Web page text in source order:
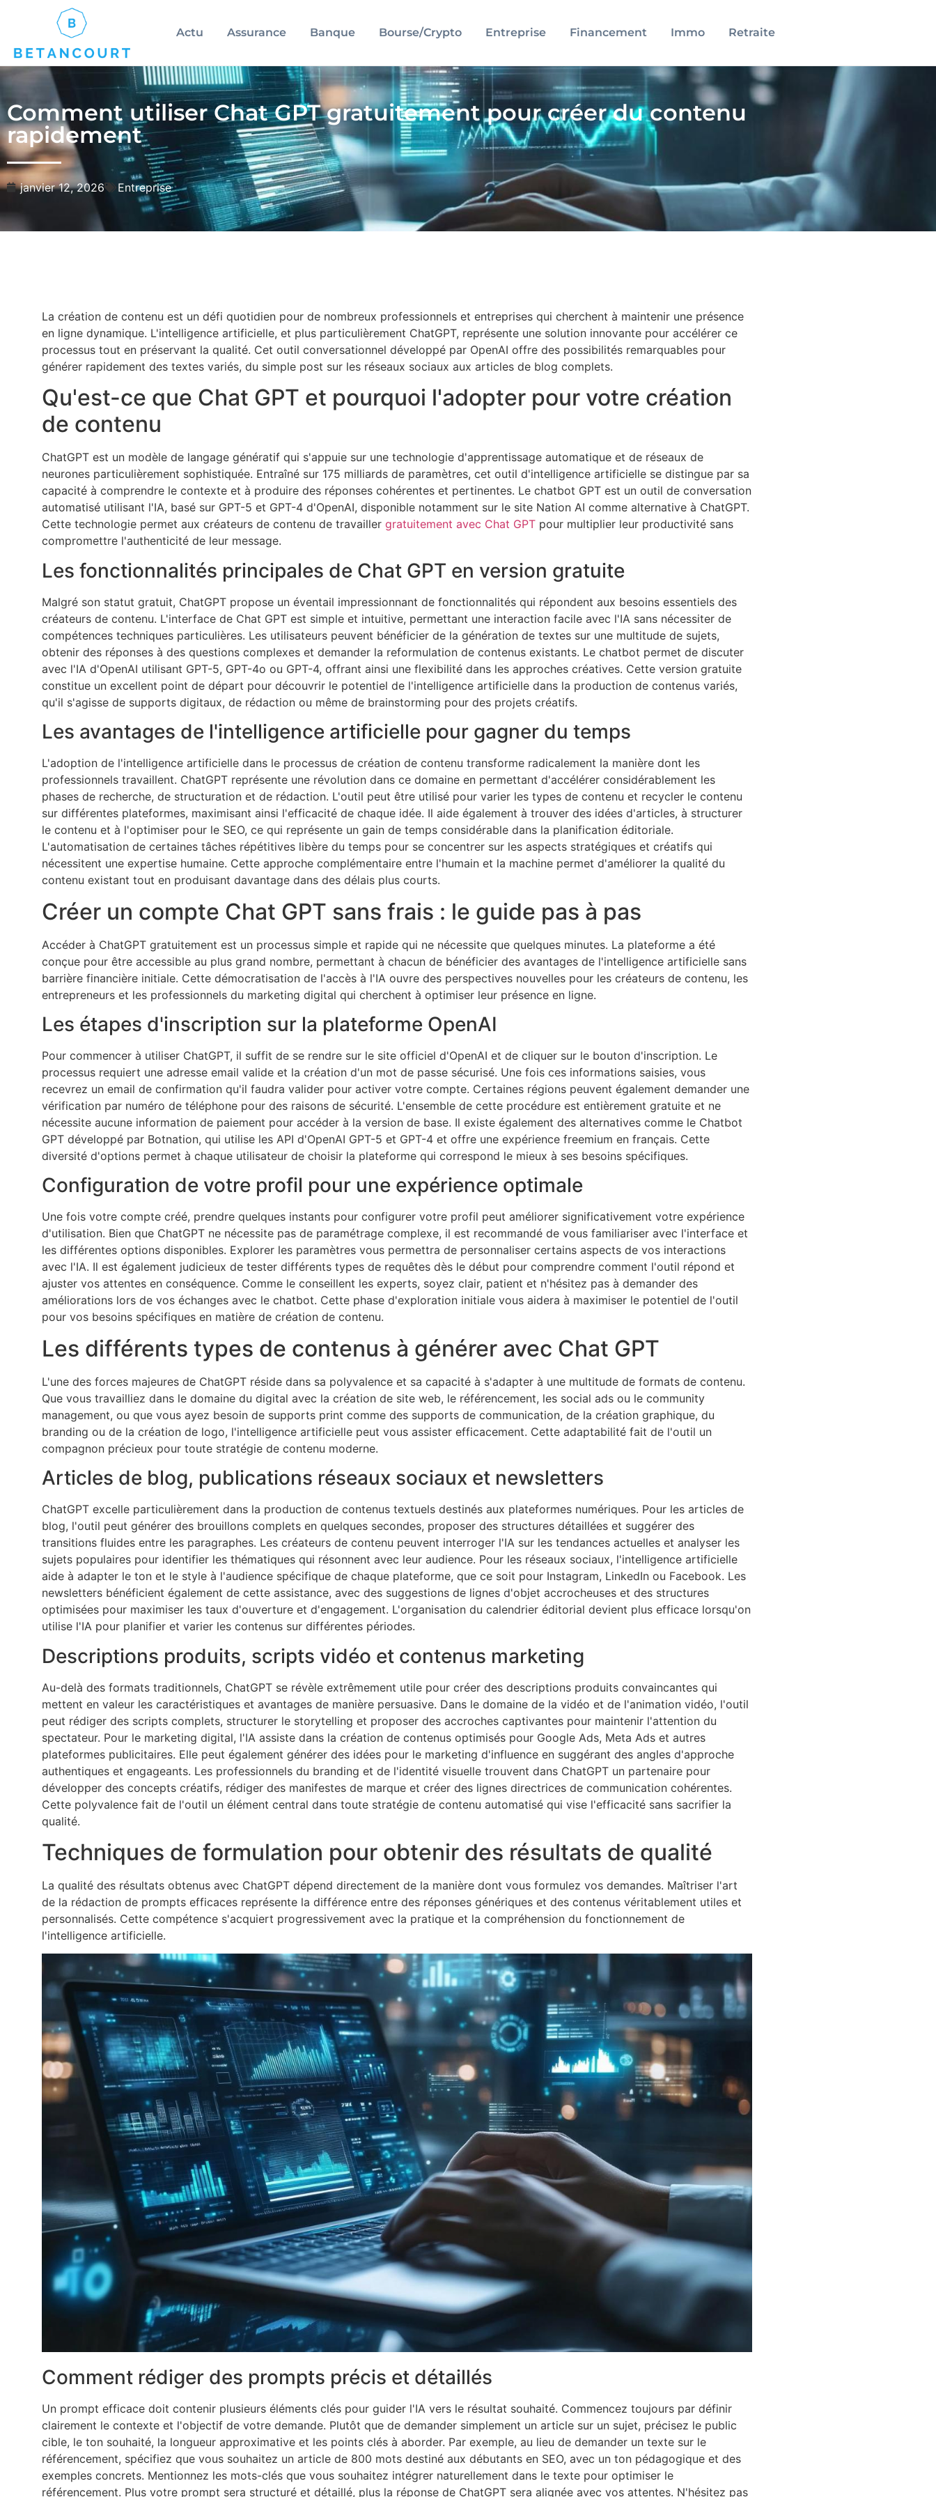
Actu Assurance Banque Bourse/Crypto Entreprise Financement Immo Retraite
Comment utiliser Chat GPT gratuitement pour créer du contenu
rapidement
janvier 12, 2026 Entreprise
La création de contenu est un défi quotidien pour de nombreux professionnels et entreprises qui cherchent à maintenir une présence
en ligne dynamique. L'intelligence artificielle, et plus particulièrement ChatGPT, représente une solution innovante pour accélérer ce
processus tout en préservant la qualité. Cet outil conversationnel développé par OpenAI offre des possibilités remarquables pour
générer rapidement des textes variés, du simple post sur les réseaux sociaux aux articles de blog complets.
Qu'est-ce que Chat GPT et pourquoi l'adopter pour votre création
de contenu
ChatGPT est un modèle de langage génératif qui s'appuie sur une technologie d'apprentissage automatique et de réseaux de
neurones particulièrement sophistiquée. Entraîné sur 175 milliards de paramètres, cet outil d'intelligence artificielle se distingue par sa
capacité à comprendre le contexte et à produire des réponses cohérentes et pertinentes. Le chatbot GPT est un outil de conversation
automatisé utilisant l'IA, basé sur GPT-5 et GPT-4 d'OpenAI, disponible notamment sur le site Nation AI comme alternative à ChatGPT.
Cette technologie permet aux créateurs de contenu de travailler gratuitement avec Chat GPT pour multiplier leur productivité sans
compromettre l'authenticité de leur message.
Les fonctionnalités principales de Chat GPT en version gratuite
Malgré son statut gratuit, ChatGPT propose un éventail impressionnant de fonctionnalités qui répondent aux besoins essentiels des
créateurs de contenu. L'interface de Chat GPT est simple et intuitive, permettant une interaction facile avec l'IA sans nécessiter de
compétences techniques particulières. Les utilisateurs peuvent bénéficier de la génération de textes sur une multitude de sujets,
obtenir des réponses à des questions complexes et demander la reformulation de contenus existants. Le chatbot permet de discuter
avec l'IA d'OpenAI utilisant GPT-5, GPT-4o ou GPT-4, offrant ainsi une flexibilité dans les approches créatives. Cette version gratuite
constitue un excellent point de départ pour découvrir le potentiel de l'intelligence artificielle dans la production de contenus variés,
qu'il s'agisse de supports digitaux, de rédaction ou même de brainstorming pour des projets créatifs.
Les avantages de l'intelligence artificielle pour gagner du temps
L'adoption de l'intelligence artificielle dans le processus de création de contenu transforme radicalement la manière dont les
professionnels travaillent. ChatGPT représente une révolution dans ce domaine en permettant d'accélérer considérablement les
phases de recherche, de structuration et de rédaction. L'outil peut être utilisé pour varier les types de contenu et recycler le contenu
sur différentes plateformes, maximisant ainsi l'efficacité de chaque idée. Il aide également à trouver des idées d'articles, à structurer
le contenu et à l'optimiser pour le SEO, ce qui représente un gain de temps considérable dans la planification éditoriale.
L'automatisation de certaines tâches répétitives libère du temps pour se concentrer sur les aspects stratégiques et créatifs qui
nécessitent une expertise humaine. Cette approche complémentaire entre l'humain et la machine permet d'améliorer la qualité du
contenu existant tout en produisant davantage dans des délais plus courts.
Créer un compte Chat GPT sans frais : le guide pas à pas
Accéder à ChatGPT gratuitement est un processus simple et rapide qui ne nécessite que quelques minutes. La plateforme a été
conçue pour être accessible au plus grand nombre, permettant à chacun de bénéficier des avantages de l'intelligence artificielle sans
barrière financière initiale. Cette démocratisation de l'accès à l'IA ouvre des perspectives nouvelles pour les créateurs de contenu, les
entrepreneurs et les professionnels du marketing digital qui cherchent à optimiser leur présence en ligne.
Les étapes d'inscription sur la plateforme OpenAI
Pour commencer à utiliser ChatGPT, il suffit de se rendre sur le site officiel d'OpenAI et de cliquer sur le bouton d'inscription. Le
processus requiert une adresse email valide et la création d'un mot de passe sécurisé. Une fois ces informations saisies, vous
recevrez un email de confirmation qu'il faudra valider pour activer votre compte. Certaines régions peuvent également demander une
vérification par numéro de téléphone pour des raisons de sécurité. L'ensemble de cette procédure est entièrement gratuite et ne
nécessite aucune information de paiement pour accéder à la version de base. Il existe également des alternatives comme le Chatbot
GPT développé par Botnation, qui utilise les API d'OpenAI GPT-5 et GPT-4 et offre une expérience freemium en français. Cette
diversité d'options permet à chaque utilisateur de choisir la plateforme qui correspond le mieux à ses besoins spécifiques.
Configuration de votre profil pour une expérience optimale
Une fois votre compte créé, prendre quelques instants pour configurer votre profil peut améliorer significativement votre expérience
d'utilisation. Bien que ChatGPT ne nécessite pas de paramétrage complexe, il est recommandé de vous familiariser avec l'interface et
les différentes options disponibles. Explorer les paramètres vous permettra de personnaliser certains aspects de vos interactions
avec l'IA. Il est également judicieux de tester différents types de requêtes dès le début pour comprendre comment l'outil répond et
ajuster vos attentes en conséquence. Comme le conseillent les experts, soyez clair, patient et n'hésitez pas à demander des
améliorations lors de vos échanges avec le chatbot. Cette phase d'exploration initiale vous aidera à maximiser le potentiel de l'outil
pour vos besoins spécifiques en matière de création de contenu.
Les différents types de contenus à générer avec Chat GPT
L'une des forces majeures de ChatGPT réside dans sa polyvalence et sa capacité à s'adapter à une multitude de formats de contenu.
Que vous travailliez dans le domaine du digital avec la création de site web, le référencement, les social ads ou le community
management, ou que vous ayez besoin de supports print comme des supports de communication, de la création graphique, du
branding ou de la création de logo, l'intelligence artificielle peut vous assister efficacement. Cette adaptabilité fait de l'outil un
compagnon précieux pour toute stratégie de contenu moderne.
Articles de blog, publications réseaux sociaux et newsletters
ChatGPT excelle particulièrement dans la production de contenus textuels destinés aux plateformes numériques. Pour les articles de
blog, l'outil peut générer des brouillons complets en quelques secondes, proposer des structures détaillées et suggérer des
transitions fluides entre les paragraphes. Les créateurs de contenu peuvent interroger l'IA sur les tendances actuelles et analyser les
sujets populaires pour identifier les thématiques qui résonnent avec leur audience. Pour les réseaux sociaux, l'intelligence artificielle
aide à adapter le ton et le style à l'audience spécifique de chaque plateforme, que ce soit pour Instagram, LinkedIn ou Facebook. Les
newsletters bénéficient également de cette assistance, avec des suggestions de lignes d'objet accrocheuses et des structures
optimisées pour maximiser les taux d'ouverture et d'engagement. L'organisation du calendrier éditorial devient plus efficace lorsqu'on
utilise l'IA pour planifier et varier les contenus sur différentes périodes.
Descriptions produits, scripts vidéo et contenus marketing
Au-delà des formats traditionnels, ChatGPT se révèle extrêmement utile pour créer des descriptions produits convaincantes qui
mettent en valeur les caractéristiques et avantages de manière persuasive. Dans le domaine de la vidéo et de l'animation vidéo, l'outil
peut rédiger des scripts complets, structurer le storytelling et proposer des accroches captivantes pour maintenir l'attention du
spectateur. Pour le marketing digital, l'IA assiste dans la création de contenus optimisés pour Google Ads, Meta Ads et autres
plateformes publicitaires. Elle peut également générer des idées pour le marketing d'influence en suggérant des angles d'approche
authentiques et engageants. Les professionnels du branding et de l'identité visuelle trouvent dans ChatGPT un partenaire pour
développer des concepts créatifs, rédiger des manifestes de marque et créer des lignes directrices de communication cohérentes.
Cette polyvalence fait de l'outil un élément central dans toute stratégie de contenu automatisé qui vise l'efficacité sans sacrifier la
qualité.
Techniques de formulation pour obtenir des résultats de qualité
La qualité des résultats obtenus avec ChatGPT dépend directement de la manière dont vous formulez vos demandes. Maîtriser l'art
de la rédaction de prompts efficaces représente la différence entre des réponses génériques et des contenus véritablement utiles et
personnalisés. Cette compétence s'acquiert progressivement avec la pratique et la compréhension du fonctionnement de
l'intelligence artificielle.
Comment rédiger des prompts précis et détaillés
Un prompt efficace doit contenir plusieurs éléments clés pour guider l'IA vers le résultat souhaité. Commencez toujours par définir
clairement le contexte et l'objectif de votre demande. Plutôt que de demander simplement un article sur un sujet, précisez le public
cible, le ton souhaité, la longueur approximative et les points clés à aborder. Par exemple, au lieu de demander un texte sur le
référencement, spécifiez que vous souhaitez un article de 800 mots destiné aux débutants en SEO, avec un ton pédagogique et des
exemples concrets. Mentionnez les mots-clés que vous souhaitez intégrer naturellement dans le texte pour optimiser le
référencement. Plus votre prompt sera structuré et détaillé, plus la réponse de ChatGPT sera alignée avec vos attentes. N'hésitez pas